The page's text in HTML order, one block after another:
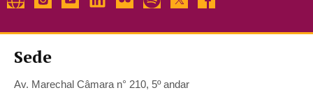
Sede
Av. Marechal Câmara n° 210, 5º andar